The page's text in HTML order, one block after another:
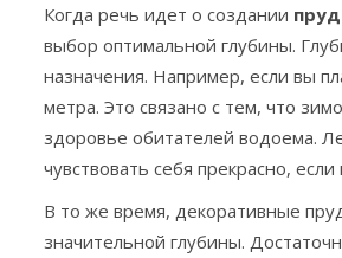
Когда речь идет о создании
выбор оптимальной глубины.
назначения. Например, если вы
метра. Это связано с тем, что
здоровье обитателей водоема.
чувствовать себя прекрасно,
В то же время, декоративные
значительной глубины.